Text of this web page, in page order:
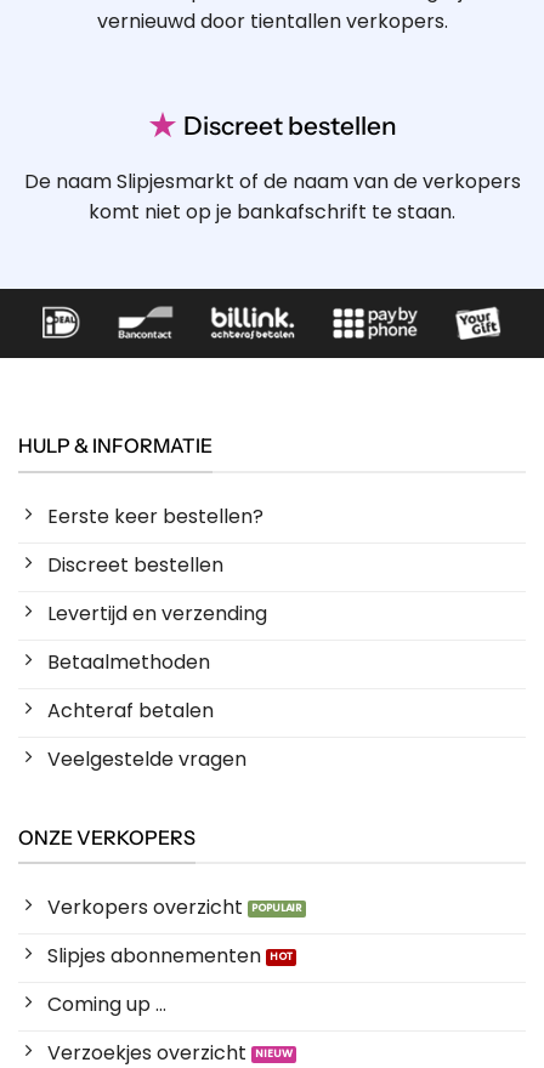
vernieuwd door tientallen verkopers.
★ Discreet bestellen
De naam Slipjesmarkt of de naam van de verkopers
komt niet op je bankafschrift te staan.
HULP & INFORMATIE
Eerste keer bestellen?
Discreet bestellen
Levertijd en verzending
Betaalmethoden
Achteraf betalen
Veelgestelde vragen
ONZE VERKOPERS
Verkopers overzicht
Slipjes abonnementen
Coming up ...
Verzoekjes overzicht